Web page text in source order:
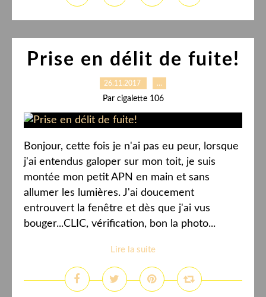
Prise en délit de fuite!
26.11.2017 …
Par cigalette 106
Bonjour, cette fois je n'ai pas eu peur, lorsque
j'ai entendus galoper sur mon toit, je suis
montée mon petit APN en main et sans
allumer les lumières. J'ai doucement
entrouvert la fenêtre et dès que j'ai vus
bouger...CLIC, vérification, bon la photo...
Lire la suite